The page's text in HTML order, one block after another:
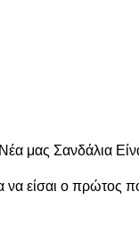
μας Σανδάλια
να είσαι ο πρώτος